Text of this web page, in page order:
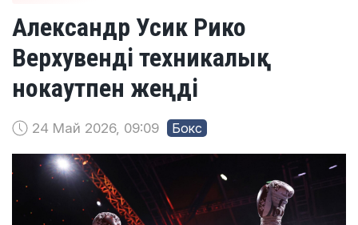
Александр Усик Рико
Верхувенді техникалық
нокаутпен жеңді
24 Май 2026, 09:09 Бокс